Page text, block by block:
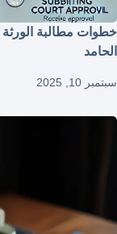
خطوات مطالبة
الحامد
سبتمبر 10, 2025